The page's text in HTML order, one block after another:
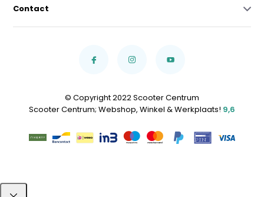
Contact
© Copyright 2022 Scooter Centrum
Scooter Centrum; Webshop, Winkel & Werkplaats! 9,6